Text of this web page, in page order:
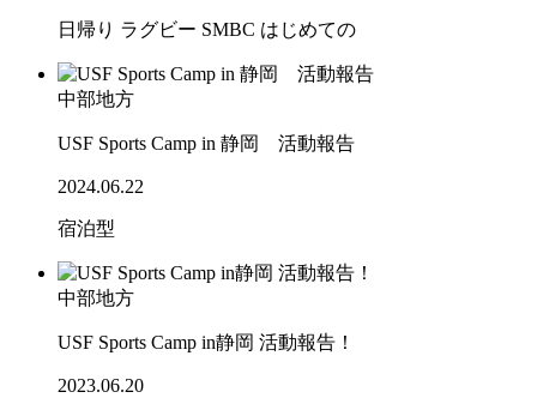
日帰り ラグビー SMBC はじめての
中部地方
USF Sports Camp in 静岡 活動報告
2024.06.22
宿泊型
中部地方
USF Sports Camp in静岡 活動報告！
2023.06.20